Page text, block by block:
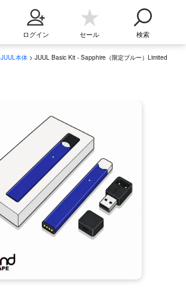
ログイン セール 検索
JUUL本体 > JUUL Basic Kit - Sapphire（限定ブルー）Limited